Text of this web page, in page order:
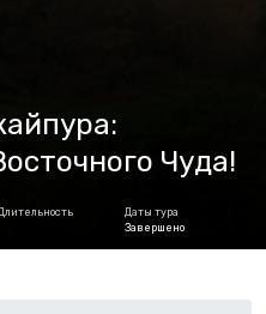
Чуда!
Даты тура
Завершено